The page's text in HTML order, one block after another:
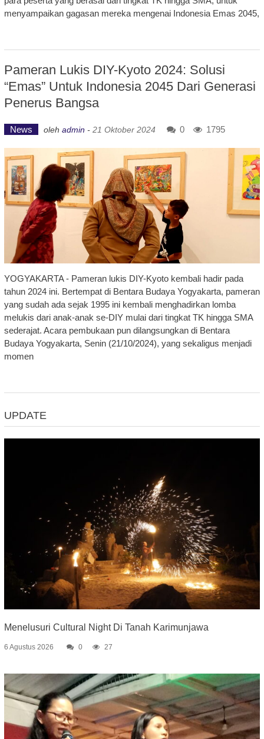
menyampaikan gagasan mereka mengenai Indonesia Emas 2045,
Pameran Lukis DIY-Kyoto 2024: Solusi
“Emas” Untuk Indonesia 2045 Dari Generasi
Penerus Bangsa
News oleh admin - 21 Oktober 2024 0 1795
YOGYAKARTA - Pameran lukis DIY-Kyoto kembali hadir pada
tahun 2024 ini. Bertempat di Bentara Budaya Yogyakarta, pameran
yang sudah ada sejak 1995 ini kembali menghadirkan lomba
melukis dari anak-anak se-DIY mulai dari tingkat TK hingga SMA
sederajat. Acara pembukaan pun dilangsungkan di Bentara
Budaya Yogyakarta, Senin (21/10/2024), yang sekaligus menjadi
momen
UPDATE
Menelusuri Cultural Night Di Tanah Karimunjawa
6 Agustus 2026 0 27